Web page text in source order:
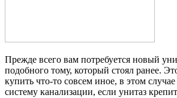
Прежде всего вам потребуется новый
подобного тому, который стоял ранее.
купить что-то совсем иное, в этом
систему канализации, если унитаз